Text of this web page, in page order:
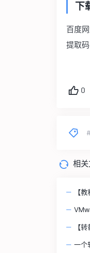
下
百度
提取
0
相
【
【
一个